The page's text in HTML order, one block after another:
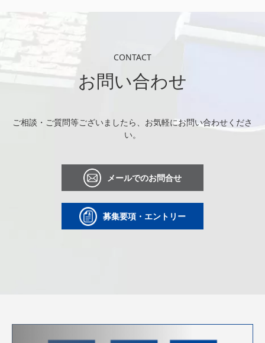
CONTACT
お問い合わせ
ご相談・ご質問等ございましたら、お気軽にお問い合わせくださ
い。
メールでのお問合せ
募集要項・エントリー